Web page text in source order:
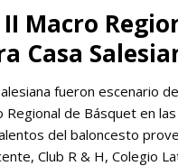
Macro
Casa
fueron escenario
Regional de Básquet en
del baloncesto
Club R & H, Colegio